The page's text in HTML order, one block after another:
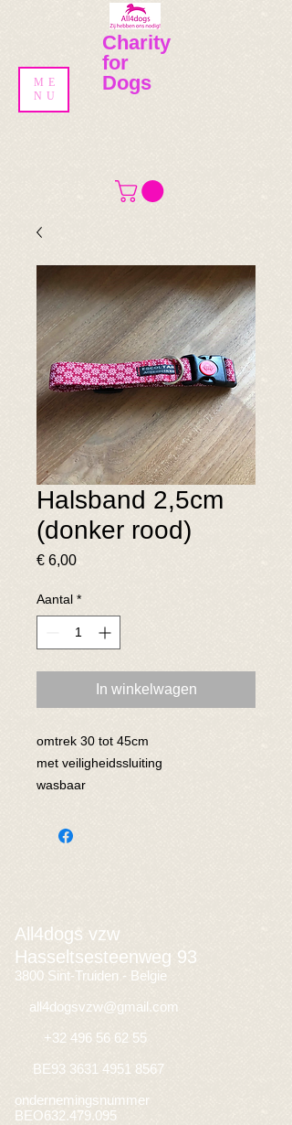
​​Charity
for
Dogs
ME
NU
Halsband 2,5cm
(donker rood)
€ 6,00Prijs
Aantal *
In winkelwagen
omtrek 30 tot 45cm
met veiligheidssluiting
wasbaar
All4dogs vzw
Hasseltsesteenweg 93
3800 Sint-Truiden - Belgie
all4dogsvzw@gmail.com
+32 496 56 62 55
BE93 3631 4951 8567
ondernemingsnummer
BEO632.479.095